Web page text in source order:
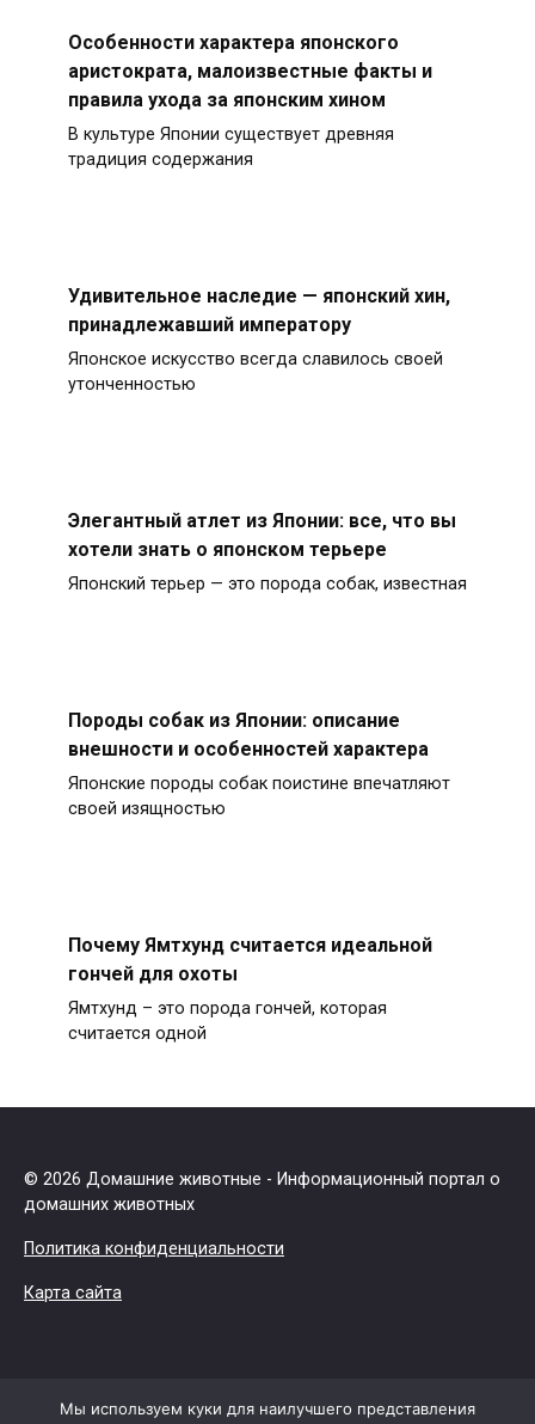
Особенности характера японского
аристократа, малоизвестные факты и
правила ухода за японским хином
В культуре Японии существует древняя
традиция содержания
Удивительное наследие — японский хин,
принадлежавший императору
Японское искусство всегда славилось своей
утонченностью
Элегантный атлет из Японии: все, что вы
хотели знать о японском терьере
Японский терьер — это порода собак, известная
Породы собак из Японии: описание
внешности и особенностей характера
Японские породы собак поистине впечатляют
своей изящностью
Почему Ямтхунд считается идеальной
гончей для охоты
Ямтхунд – это порода гончей, которая
считается одной
© 2026 Домашние животные - Информационный портал о
домашних животных
Политика конфиденциальности
Карта сайта
Мы используем куки для наилучшего представления